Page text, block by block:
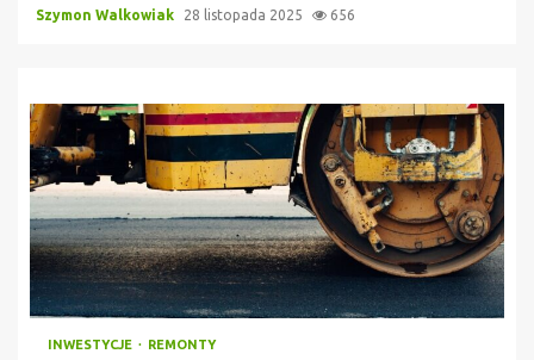
Szymon Walkowiak 28 listopada 2025 656
INWESTYCJE REMONTY